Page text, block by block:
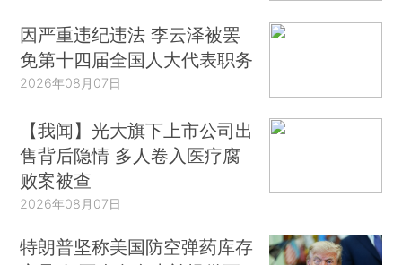
因严重违纪违法 李云泽被罢
免第十四届全国人大代表职务
2026年08月07日
【我闻】光大旗下上市公司出
售背后隐情 多人卷入医疗腐
败案被查
2026年08月07日
特朗普坚称美国防空弹药库存